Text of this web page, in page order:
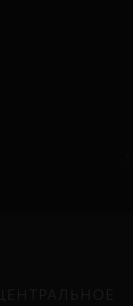
ЦЕНТРАЛЬНОЕ